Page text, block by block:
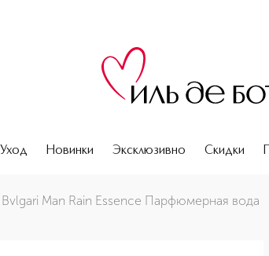
Уход Новинки Эксклюзивно Скидки
Bvlgari Man Rain Essence Парфюмерная вода